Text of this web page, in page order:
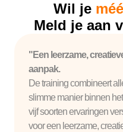
Wil je
Meld je aan
"Een leerzame,
aanpak.
De training combineert
slimme manier binnen
vijf soorten ervaringen
voor een leerzame,